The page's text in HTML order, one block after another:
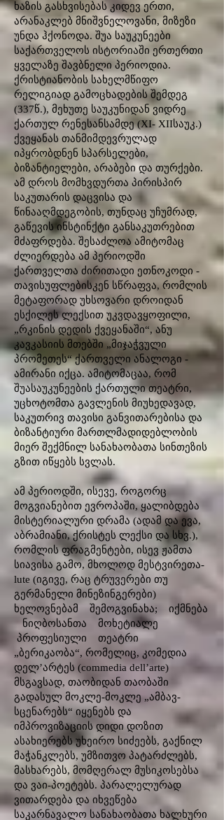
ხაზის გასხვისებას კიდევ ერთი,
არანაკლებ მნიშვნელოვანი, მიზეზი
უნდა ჰქონოდა. შუა საუკუნეები
საქართველოს ისტორიაში ერთერთი
ყველაზე შავბნელი პერიოდია.
ქრისტიანობის სახელმწიფო
რელიგიად გამოცხადების შემდეგ
(337წ.), მეხუთე საუკუნიდან ვიდრე
ქართულ რენესანსამდე (XI- XIIსაუკ.)
ქვეყანას თანმიმდევრულად
იპყრობდნენ სპარსელები,
ბიზანტიელები, არაბები და თურქები.
ამ დროს მომხვდურთა პირისპირ
საკუთარის დაცვისა და
წინააღმდეგობის, თუნდაც უჩუმრად,
გაწევის ინსტინქტი განსაკუთრებით
მძაფრდება. შესაძლოა ამიტომაც
ძლიერდება ამ პერიოდში
ქართველთა ძირითადი ეთნოკოდი -
თავისუფლებისკენ სწრაფვა, რომლის
მეტაფორად უხსოვარი დროიდან
ესქილეს ლექსით უკვდავყოფილი,
„რკინის დედის ქვეყანაში“, ანუ
კავკასიის მთებში „მიჯაჭვული
პრომეთეს“ ქართველი ანალოგი -
ამირანი იქცა. ამიტომაცაა, რომ
შუასაუკუნეების ქართული თეატრი,
უცხოტომთა გავლენის მიუხედავად,
საკუთრივ თავისი განვითარებისა და
ბიზანტიური მართლმადიდებლობის
მიერ შექმნილ სანახაობათა სინთეზის
გზით იწყებს სვლას.
ამ პერიოდში, ისევე, როგორც
მოგვიანებით ევროპაში, ყალიბდება
მისტერიალური დრამა (ადამ და ევა,
აბრამიანი, ქრისტეს ლექსი და სხვ.),
რომლის ფრაგმენტები, ისევ ჟამთა
სიავისა გამო, მხოლოდ მესტვირეთა-
lute (იგივე, რაც ტრუვერები თუ
გერმანელი მინეზინგერები)
ხელოვნებამ შემოგვინახა; იქმნება
ნიღბოსანთა მოხეტიალე
პროფესიული თეატრი
„ბერიკაობა“, რომელიც, კომედია
დელ’არტეს (commedia dell’arte)
მსგავსად, თაობიდან თაობაში
გადასულ მოკლე-მოკლე „ამბავ-
სცენარებს“ იყენებს და
იმპროვიზაციის დიდი დოზით
ასახიერებს უხეირო სიძეებს, გაქნილ
მაჭანკლებს, უმზითვო პატარძლებს,
მასხარებს, მომღერალ მუსიკოსებსა
და ვაი-პოეტებს. პარალელურად
ვითარდება და იხვეწება
საკარნავალო სანახაობათა ხალხური